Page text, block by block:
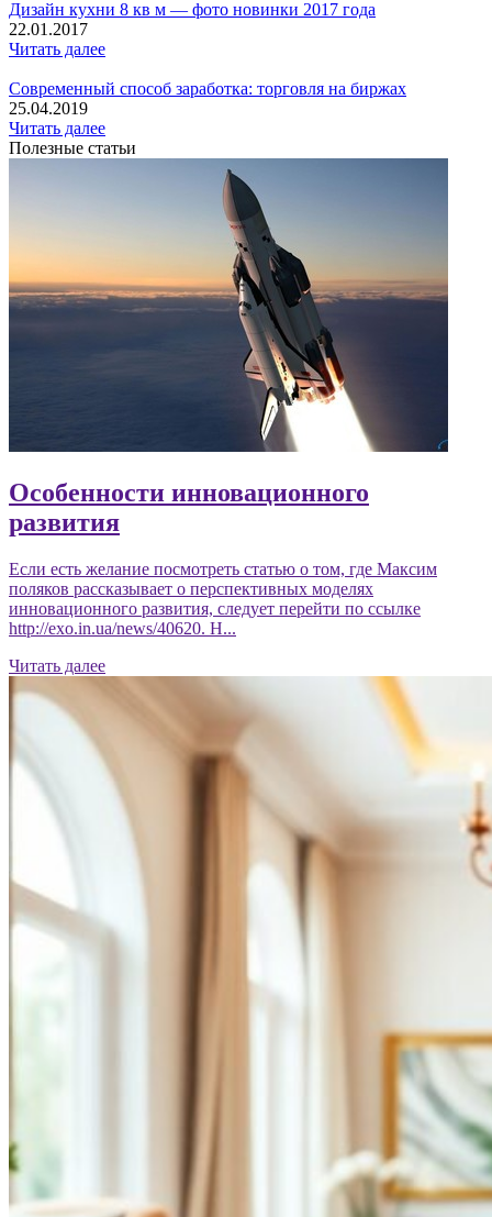
Дизайн кухни 8 кв м — фото новинки 2017 года
22.01.2017
Читать далее
Современный способ заработка: торговля на биржах
25.04.2019
Читать далее
Полезные статьи
Особенности инновационного
развития
Если есть желание посмотреть статью о том, где Максим
поляков рассказывает о перспективных моделях
инновационного развития, следует перейти по ссылке
http://exo.in.ua/news/40620. Н...
Читать далее